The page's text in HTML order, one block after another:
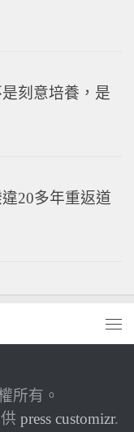
刻意培養，是
20多年重返道
所有。
press customizr.